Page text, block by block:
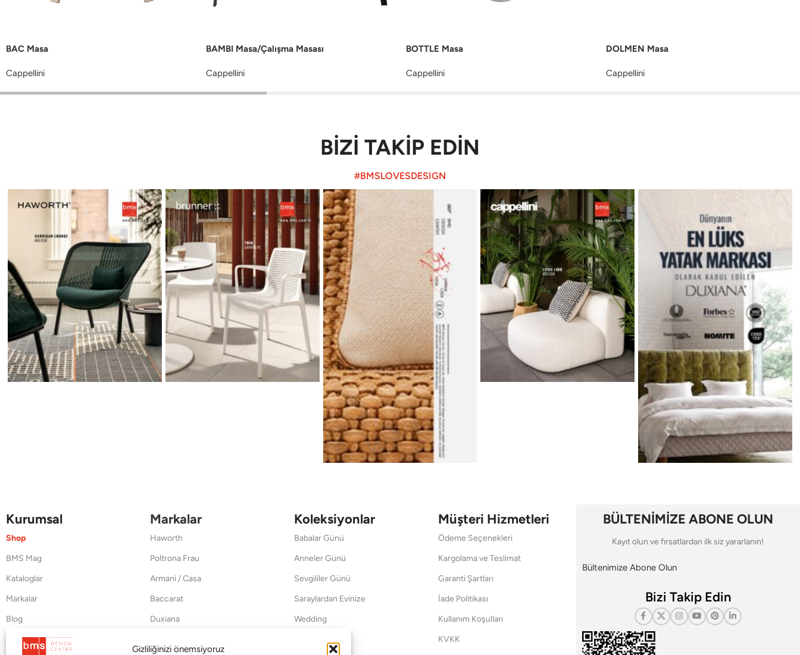
Gizliliğinizi önemsiyoruz
BAC Masa
Cappellini
BAMBI Masa/Çalışma Masası
Cappellini
BOTTLE Masa
Cappellini
DOLMEN Masa
Cappellini
BİZİ TAKİP EDİN
#BMSLOVESDESIGN
Kurumsal
Shop
BMS Mag
Kataloglar
Markalar
Blog
Hakkımızda
Markalar
Haworth
Poltrona Frau
Armani / Casa
Baccarat
Duxiana
Koleksiyonlar
Babalar Günü
Anneler Günü
Sevgililer Günü
Saraylardan Evinize
Wedding
Müşteri Hizmetleri
Ödeme Seçenekleri
Kargolama ve Teslimat
Garanti Şartları
İade Politikası
Kullanım Koşulları
KVKK
BÜLTENİMİZE ABONE OLUN
Kayıt olun ve fırsatlardan ilk siz yararlanın!
Bültenimize Abone Olun
Bizi Takip Edin